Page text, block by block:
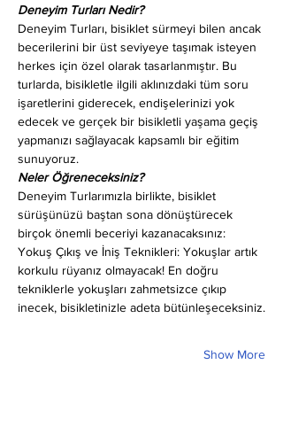
Deneyim Turları Nedir?
Deneyim Turları, bisiklet sürmeyi bilen ancak
becerilerini bir üst seviyeye taşımak isteyen
herkes için özel olarak tasarlanmıştır. Bu
turlarda, bisikletle ilgili aklınızdaki tüm soru
işaretlerini giderecek, endişelerinizi yok
edecek ve gerçek bir bisikletli yaşama geçiş
yapmanızı sağlayacak kapsamlı bir eğitim
sunuyoruz.
Neler Öğreneceksiniz?
Deneyim Turlarımızla birlikte, bisiklet
sürüşünüzü baştan sona dönüştürecek
birçok önemli beceriyi kazanacaksınız:
Yokuş Çıkış ve İniş Teknikleri: Yokuşlar artık
korkulu rüyanız olmayacak! En doğru
tekniklerle yokuşları zahmetsizce çıkıp
inecek, bisikletinizle adeta bütünleşeceksiniz.
Show More